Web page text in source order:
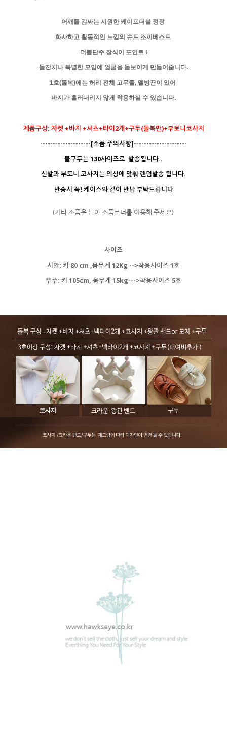
어깨를 감싸는 시원한 케이프더블 정장
화사하고 활동적인 느낌의 슈트 조끼베스트
더블단주 장식이 포인트 !
돌잔치나 특별한 모임에 얼굴을 돋보이게 만들어줍니다.
1호(돌복)에는 허리 전체 고무줄, 멜방끈이 있어
바지가 흘러내리지 않게 착용하실 수 있습니다.
제품구성: 자켓 +바지 +셔츠+타이2개+구두(돌복만)+부토니코사지
--------------------[소품 주의사항]---------------------
돌구두는 130사이즈로 발송됩니다..
신발과 부토니 코사지는 의상에 맞춰 랜덤발송 됩니다.
반송시 꼭! 케이스와 같이 반납 부탁드립니다
(기타 소품은 남아 소품코너를 이용해 주세요)
사이즈
시안: 키 80 cm ,몸무게 12Kg -->착용사이즈 1호
우주: 키 105cm, 몸무게 15kg--->착용사이즈 5호